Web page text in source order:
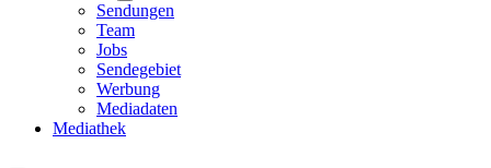
Sendungen
Team
Jobs
Sendegebiet
Werbung
Mediadaten
Mediathek